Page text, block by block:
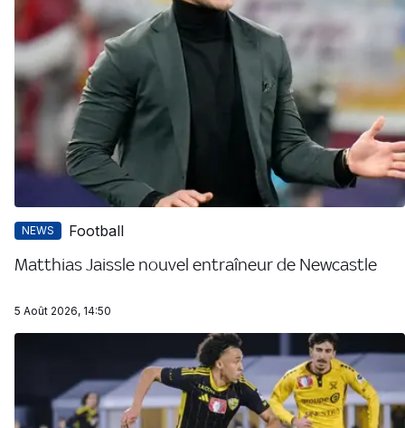
NEWS Football
Matthias Jaissle nouvel entraîneur de Newcastle
5 Août 2026, 14:50